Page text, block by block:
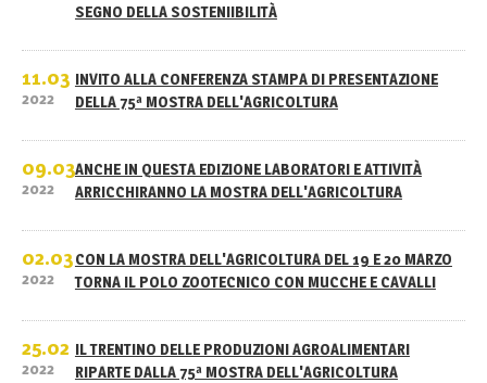
SEGNO DELLA SOSTENIIBILITÀ
11.03
2022
INVITO ALLA CONFERENZA STAMPA DI PRESENTAZIONE
DELLA 75ª MOSTRA DELL'AGRICOLTURA
09.03
2022
ANCHE IN QUESTA EDIZIONE LABORATORI E ATTIVITÀ
ARRICCHIRANNO LA MOSTRA DELL'AGRICOLTURA
02.03
2022
CON LA MOSTRA DELL'AGRICOLTURA DEL 19 E 20 MARZO
TORNA IL POLO ZOOTECNICO CON MUCCHE E CAVALLI
25.02
2022
IL TRENTINO DELLE PRODUZIONI AGROALIMENTARI
RIPARTE DALLA 75ª MOSTRA DELL'AGRICOLTURA